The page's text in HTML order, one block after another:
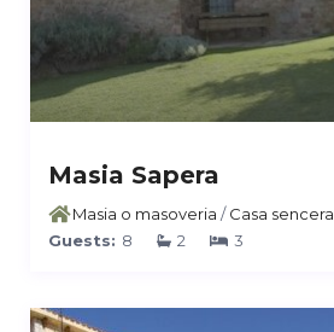
Masia Sapera
Masia o masoveria /Casa sencera
Guests: 8 2 3